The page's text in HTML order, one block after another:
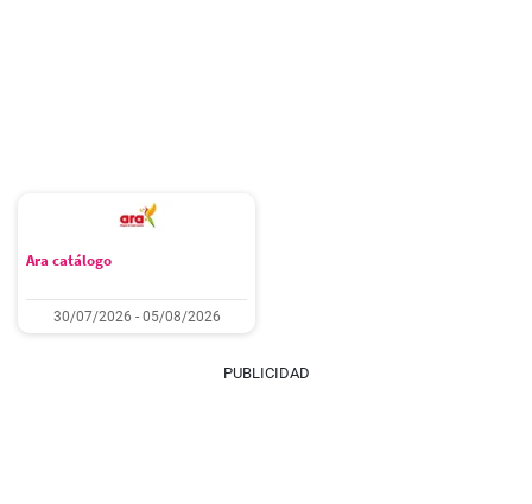
Ara catálogo
30/07/2026 - 05/08/2026
PUBLICIDAD